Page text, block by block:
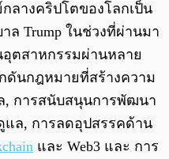
ลางคริปโตของโลกเป็น
ล Trump ในช่วงที่ผ่านมา
ตสาหกรรมผ่านหลาย
ดันกฎหมายที่สร้างความ
, การสนับสนุนการพัฒนา
แล, การลดอุปสรรคด้าน
และ Web3 และ การ